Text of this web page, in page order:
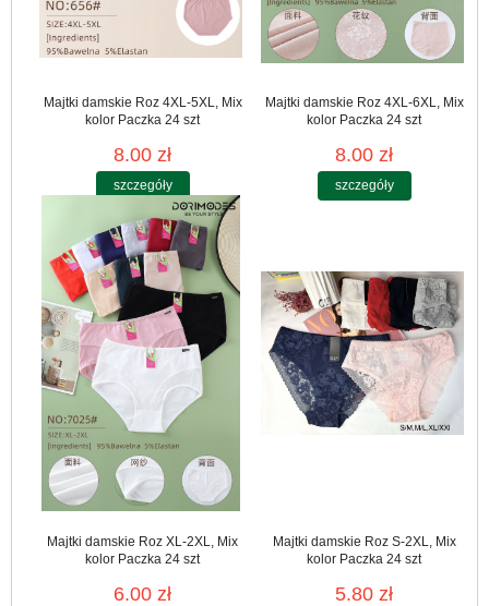
Majtki damskie Roz 4XL-5XL, Mix
kolor Paczka 24 szt
8.00 zł
szczegóły
Majtki damskie Roz 4XL-6XL, Mix
kolor Paczka 24 szt
8.00 zł
szczegóły
Majtki damskie Roz XL-2XL, Mix
kolor Paczka 24 szt
6.00 zł
Majtki damskie Roz S-2XL, Mix
kolor Paczka 24 szt
5.80 zł